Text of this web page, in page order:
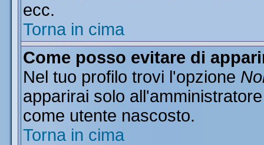
ecc.
Torna in cima
Come posso evitare di
Nel tuo profilo trovi l'opzione
apparirai solo
come utente nascosto.
Torna in cima